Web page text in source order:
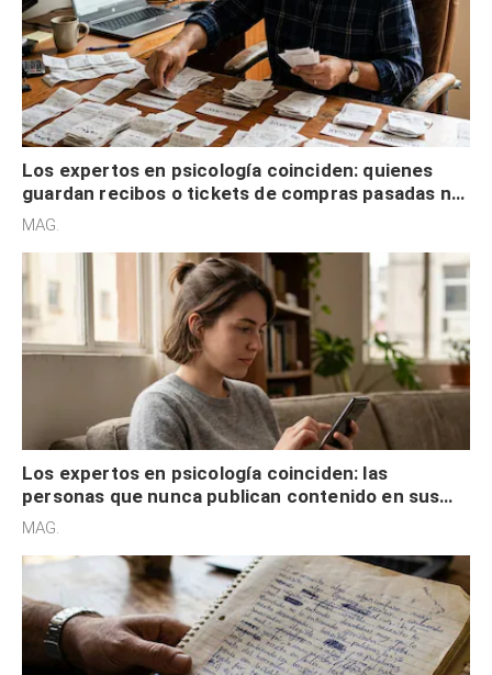
Los expertos en psicología coinciden: quienes
guardan recibos o tickets de compras pasadas no
son acumuladores, sino que tienen necesidad de
MAG.
Los expertos en psicología coinciden: las
personas que nunca publican contenido en sus
redes sociales no pretenden buscar validación
MAG.